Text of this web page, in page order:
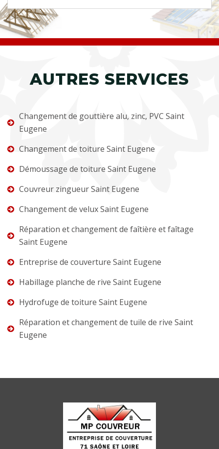
AUTRES SERVICES
Changement de gouttière alu, zinc, PVC Saint
Eugene
Changement de toiture Saint Eugene
Démoussage de toiture Saint Eugene
Couvreur zingueur Saint Eugene
Changement de velux Saint Eugene
Réparation et changement de faîtière et faîtage
Saint Eugene
Entreprise de couverture Saint Eugene
Habillage planche de rive Saint Eugene
Hydrofuge de toiture Saint Eugene
Réparation et changement de tuile de rive Saint
Eugene